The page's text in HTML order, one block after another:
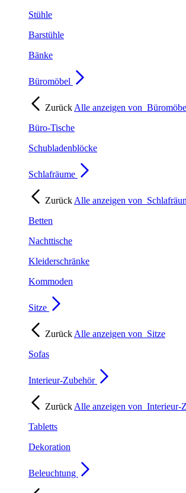
Stühle
Barstühle
Bänke
Büromöbel
Zurück Alle anzeigen von
Büro-Tische
Schubladenblöcke
Schlafräume
Zurück Alle anzeigen von
Betten
Nachttische
Kleiderschränke
Kommoden
Sitze
Zurück Alle anzeigen von Sitze
Sofas
Interieur-Zubehör
Zurück Alle anzeigen von Interieur-
Tabletts
Dekoration
Beleuchtung